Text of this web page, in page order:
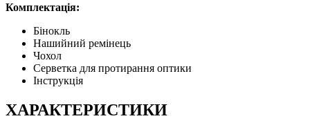
Комплектація:
Бінокль
Нашийний ремінець
Чохол
Серветка для протирання оптики
Інструкція
ХАРАКТЕРИСТИКИ